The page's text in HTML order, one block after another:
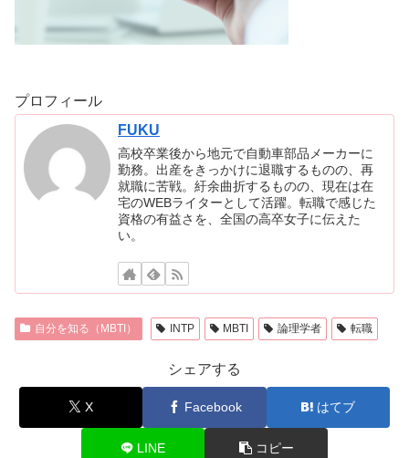
プロフィール
FUKU
高校卒業後から地元で自動車部品メーカーに
勤務。出産をきっかけに退職するものの、再
就職に苦戦。紆余曲折するものの、現在は在
宅のWEBライターとして活躍。転職で感じた
資格の有益さを、全国の高卒女子に伝えた
い。
自分を知る（MBTI） INTP MBTI 論理学者 転職
シェアする
X Facebook はてブ
LINE コピー